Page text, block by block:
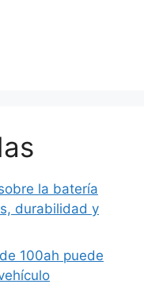
la batería
durabilidad y
100ah puede